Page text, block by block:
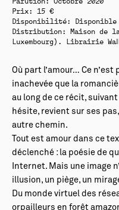
Prix: 15 €
Disponibilité:
Disponible
Distribution: Maison de
Luxembourg). Librairie
Où part l’amour… Ce
inachevée que la
au long de ce récit,
hésite, revient sur ses
autre chemin.
Tout est amour dans ce
déclenché : la poésie de
Internet. Mais une image
illusion, un piège, un
Du monde virtuel des
orpailleurs en forêt